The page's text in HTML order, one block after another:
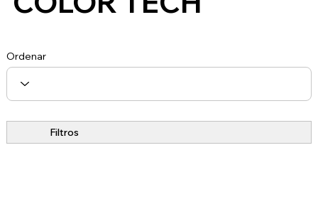
Filtros
Ordenar